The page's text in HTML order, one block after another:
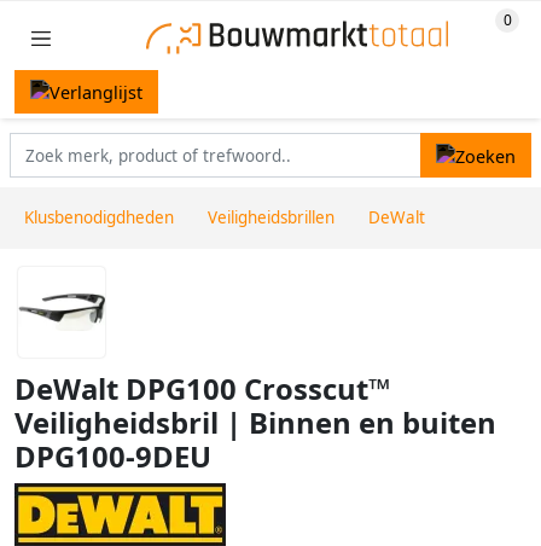
Klusbenodigdheden Veiligheidsbrillen DeWalt
DeWalt DPG100 Crosscut™
Veiligheidsbril | Binnen en buiten
DPG100-9DEU